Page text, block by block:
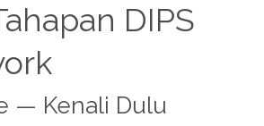
DIPS
— Kenali Dulu